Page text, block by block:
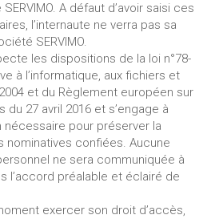
A défaut d’avoir saisi ces
l’internaute ne verra pas sa
SERVIMO.
les dispositions de la loi n°78-
à l’informatique, aux fichiers et
et du Règlement européen sur
27 avril 2016 et s’engage à
pour préserver la
nominatives confiées. Aucune
ne sera communiquée à
l’accord préalable et éclairé de
exercer son droit d’accès,